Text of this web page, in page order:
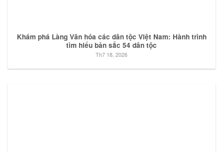
Khám phá Làng Văn hóa các dân tộc Việt Nam: Hành trình
tìm hiểu bản sắc 54 dân tộc
Th7 18, 2026